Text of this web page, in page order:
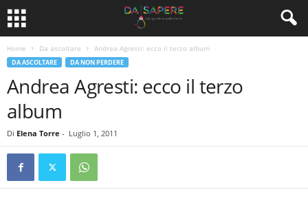
Home Da ascoltare Andrea Agresti: ecco il terzo album
DA ASCOLTARE DA NON PERDERE
Andrea Agresti: ecco il terzo
album
Di Elena Torre - Luglio 1, 2011